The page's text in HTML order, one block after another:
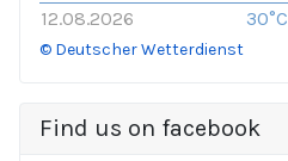
12.08.2026
30°C
© Deutscher Wetterdienst
Find us on facebook